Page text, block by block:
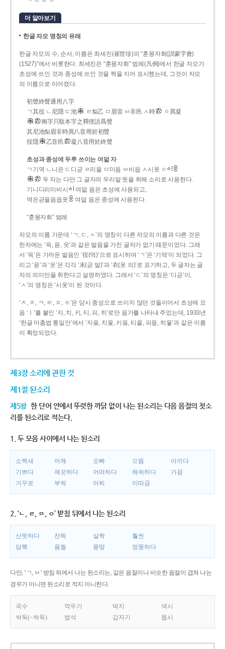
더 알아보기
한글 자모 명칭의 유래
한글 자모의 수, 순서, 이름은 최세진(崔世珍)의 “훈몽자회(訓蒙字會)
(1527)”에서 비롯한다. 최세진은 “훈몽자회” 범례(凡例)에서 한글 자모가
초성에 쓰인 것과 종성에 쓰인 것을 짝을 지어 표시했는데, 그것이 자모
의 이름으로 이어졌다.
初聲終聲通用八字
ㄱ其役 ㄴ尼隱 ㄷ池
ㄹ梨乙 ㅁ眉音 ㅂ非邑 ㅅ時
ㆁ異凝
兩字只取本字之釋俚語爲聲
其尼池梨眉非時異八音用於初聲
役隱
乙音邑 凝八音用於終聲
초성과 종성에 두루 쓰이는 여덟 자
ㄱ기역 ㄴ니은 ㄷ디귿 ㄹ리을 ㅁ미음 ㅂ비읍 ㅅ시옷 ㆁ
두 자는 다만 그 글자의 우리말 뜻을 취해 소리로 사용한다.
기니디리미비시
여덟 음은 초성에 사용되고,
역은귿을음읍옷
여덟 음은 종성에 사용된다.
“훈몽자회” 범례
자모의 이름 가운데 ‘ㄱ, ㄷ, ㅅ’의 명칭이 다른 자모의 이름과 다른 것은
한자에는 ‘윽, 읃, 읏’과 같은 발음을 가진 글자가 없기 때문이었다. 그래
서 ‘윽’은 가까운 발음인 ‘役(역)’으로 표시하여 ‘ㄱ’은 ‘기역’이 되었다. 그
리고 ‘읃’과 ‘읏’은 각각 ‘末(귿 말)’과 ‘衣(옷 의)’로 표기하고, 두 글자는 글
자의 의미만을 취한다고 설명하였다. 그래서 ‘ㄷ’의 명칭은 ‘디귿’이,
‘ㅅ’의 명칭은 ‘시옷’이 된 것이다.
‘ㅈ, ㅊ, ㅋ, ㅌ, ㅍ, ㅎ’은 당시 종성으로 쓰이지 않던 것들이어서 초성에 모
음 ‘ㅣ’를 붙인 ‘지, 치, 키, 티, 피, 히’로만 음가를 나타내 주었는데, 1933년
‘한글 마춤법 통일안’에서 ‘지읒, 치읓, 키읔, 티읕, 피읖, 히읗’과 같은 이름
이 확정되었다.
제3장 소리에 관한 것
제1절 된소리
제5항 한 단어 안에서 뚜렷한 까닭 없이 나는 된소리는 다음 음절의 첫소
리를 된소리로 적는다.
1. 두 모음 사이에서 나는 된소리
소쩍새 어깨 오빠 으뜸
아끼다
기쁘다
깨끗하다 어떠하다 해쓱하다
가끔
거꾸로
부썩 어찌 이따금
2. ‘ㄴ, ㄹ, ㅁ, ㅇ’ 받침 뒤에서 나는 된소리
산뜻하다 잔뜩 살짝
훨씬
담뿍
움찔 몽땅 엉뚱하다
다만, ‘ㄱ, ㅂ’ 받침 뒤에서 나는 된소리는, 같은 음절이나 비슷한 음절이 겹쳐 나는
경우가 아니면 된소리로 적지 아니한다.
국수 깍두기 딱지
색시
싹둑(~싹둑)
법석 갑자기 몹시